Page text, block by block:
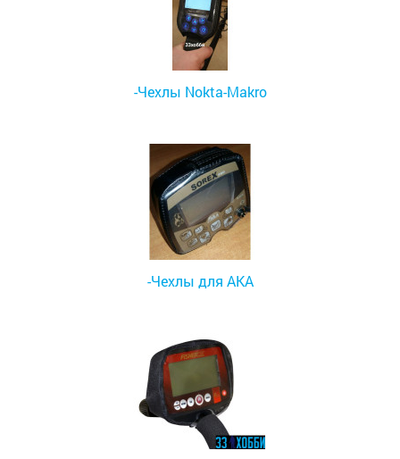
-Чехлы Nokta-Makro
-Чехлы для АКА